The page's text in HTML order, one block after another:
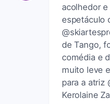
acolhedor
espetáculo
de Tango,
comédia e
muito leve
para a atriz
Kerolaine